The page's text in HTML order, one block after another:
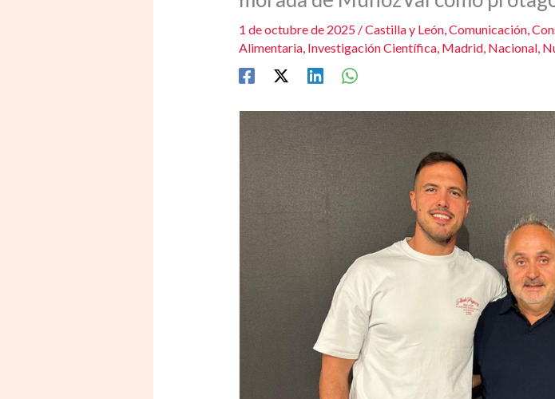
1 de octubre de 2025 /Castilla y León, Comunicación,
Alimentaria, Investigación Científica, Madrid, Nacional,